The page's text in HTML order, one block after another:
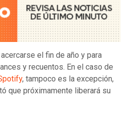
el fin de año y para
y recuentos. En el caso de
, tampoco es la excepción,
que próximamente liberará su